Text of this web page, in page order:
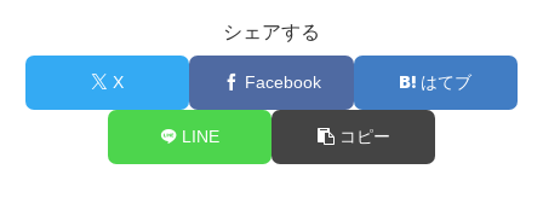
シェアする
X Facebook はてブ
LINE コピー